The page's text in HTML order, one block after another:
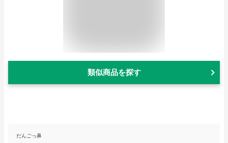
類似商品を探す
だんごっ鼻